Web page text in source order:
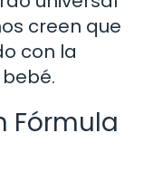
creen que
con la
Fórmula